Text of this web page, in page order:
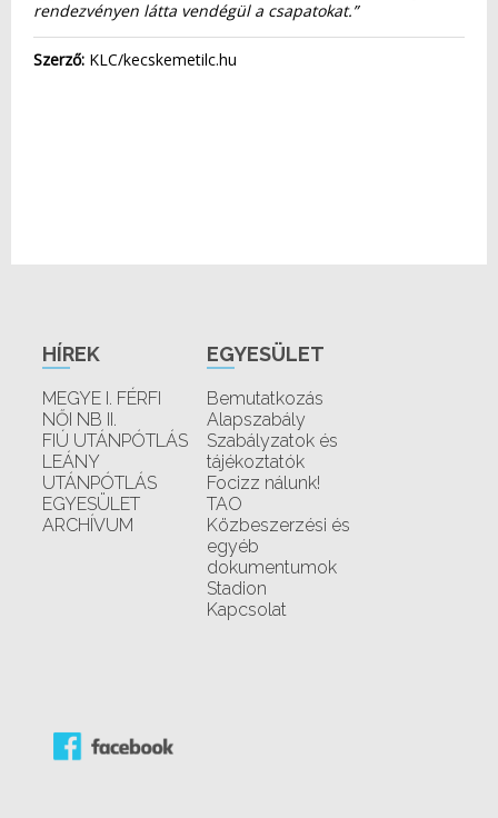
rendezvényen látta vendégül a csapatokat.”
Szerző: KLC/kecskemetilc.hu
HÍREK
MEGYE I. FÉRFI
NŐI NB II.
FIÚ UTÁNPÓTLÁS
LEÁNY
UTÁNPÓTLÁS
EGYESÜLET
ARCHÍVUM
EGYESÜLET
Bemutatkozás
Alapszabály
Szabályzatok és
tájékoztatók
Focizz nálunk!
TAO
Közbeszerzési és
egyéb
dokumentumok
Stadion
Kapcsolat